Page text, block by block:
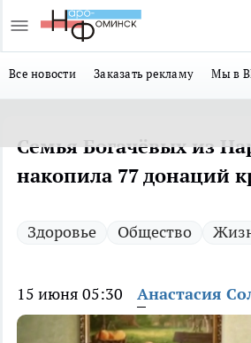
Все новости Заказать рекламу Мы в
Семья Богачёвых из
накопила 77 донаций
Здоровье Общество
15 июня 05:30 Анастасия